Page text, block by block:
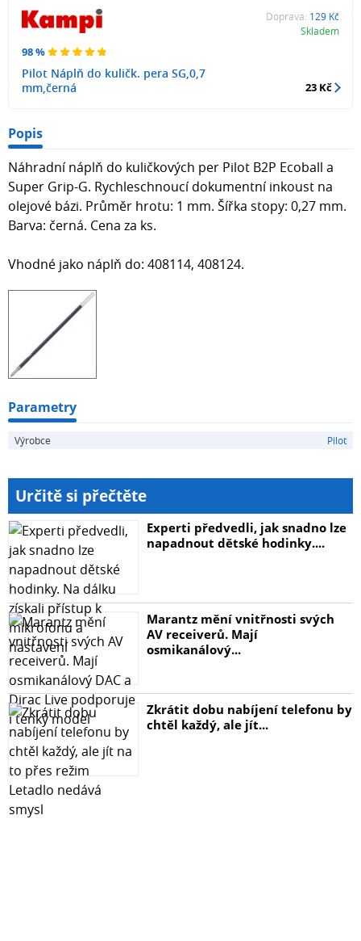
98 %
Pilot Náplň do kuličk. pera SG,0,7
mm,černá
Doprava: 129 Kč
Skladem
23 Kč
Popis
Náhradní náplň do kuličkových per Pilot B2P Ecoball a
Super Grip-G. Rychleschnoucí dokumentní inkoust na
olejové bázi. Průměr hrotu: 1 mm. Šířka stopy: 0,27 mm.
Barva: černá. Cena za ks.
Vhodné jako náplň do: 408114, 408124.
Parametry
Výrobce Pilot
Určitě si přečtěte
Experti předvedli, jak snadno lze
napadnout dětské hodinky....
Marantz mění vnitřnosti svých
AV receiverů. Mají
osmikanálový...
Zkrátit dobu nabíjení telefonu by
chtěl každý, ale jít...